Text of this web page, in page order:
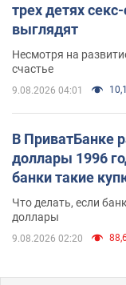
трех детях
выглядят
Несмотря на
счастье
9.08.2026 04:01
В ПриватБанке
доллары 1996
банки такие
Что делать, если
доллары
9.08.2026 02:20